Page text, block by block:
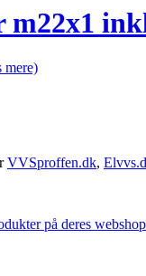
m22x1
VVSproffen.dk,
på deres